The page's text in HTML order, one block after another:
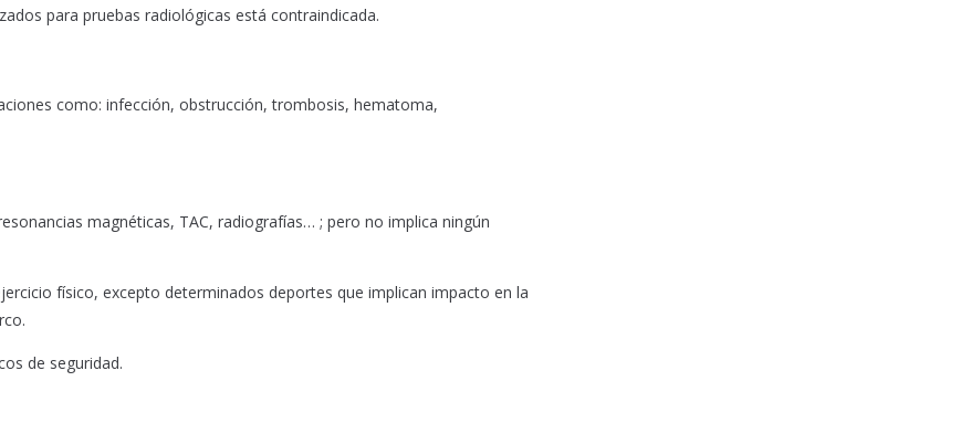
para pruebas radiológicas está contraindicada.
como: infección, obstrucción, trombosis, hematoma,
magnéticas, TAC, radiografías… ; pero no implica ningún
físico, excepto determinados deportes que implican impacto en la
de seguridad.